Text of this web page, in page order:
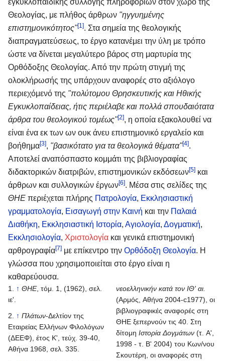
εγκυκλοπαιδικής συλλογής πληροφοριών στον χώρο της
Θεολογίας, με πλήθος άρθρων "ηγγυημένης
επιστημονικότητος"[1]. Στα σημεία της θεολογικής
διαπραγματεύσεως, το έργο κατανέμει την ύλη με τρόπο
ώστε να δίνεται μεγαλύτερο βάρος στη μαρτυρία της
Ορθόδοξης Θεολογίας. Από την πρώτη στιγμή της
ολοκλήρωσής της υπάρχουν αναφορές στο αξιόλογο
περιεχόμενό της "πολύτομου Θρησκευτικής και Ηθικής
Εγκυκλοπαίδειας, ήτις περιέλαβε και πολλά σπουδαιότατα
άρθρα του θεολογικού τομέως"[2], η οποία εξακολουθεί να
είναι ένα εκ των ων ουκ άνευ επιστημονικό εργαλείο και
βοήθημα[3], "βασικότατο για τα θεολογικά θέματα"[4].
Αποτελεί αναπόσπαστο κομμάτι της βιβλιογραφίας
διδακτορικών διατριβών, επιστημονικών εκδόσεων[5] και
άρθρων και συλλογικών έργων[6]. Μέσα στις σελίδες της
ΘΗΕ περιέχεται πλήρης Πατρολογία, Εκκλησιαστική
γραμματολογία, Εισαγωγή στην Καινή και την Παλαιά
Διαθήκη, Εκκλησιαστική Ιστορία, Αγιολογία, Δογματική,
Εκκλησιολογία, Χριστολογία και γενικά επιστημονική
αρθρογραφία[7] με επίκεντρο την Ορθόδοξη Θεολογία. Η
γλώσσα που χρησιμοποιείται στο έργο είναι η
καθαρεύουσα.
↑ ΘΗΕ, τόμ. 1, (1962), σελ.
ιε'.
↑ Πλάτων-Δελτίον της
Εταιρείας Ελλήνων Φιλολόγων
(ΔΕΕΦ), έτος Κ', τεύχ. 39-40,
Αθήνα 1968, σελ. 335.
νεοελληνικήν κατά τον ΙΘ' αι.
(Αρμός, Αθήνα 2004-c1977), οι
βιβλιογραφικές αναφορές στη
ΘΗΕ ξεπερνούν τις 40. Στη
δίτομηΙστορία Δογμάτων (τ. Α',
1998 - τ. Β' 2004) του Κων/νου
Σκουτέρη, οι αναφορές στη